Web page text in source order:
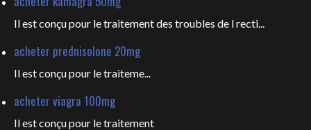
Il est conçu pour le traitement des troubles de l recti...
acheter prednisolone 20mg
Il estconçu pour le traiteme...
acheter viagra 100mg
Il estconçu pour le traitement